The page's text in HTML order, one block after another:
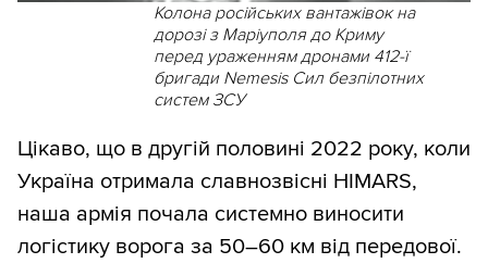
Колона російських вантажівок на
дорозі з Маріуполя до Криму
перед ураженням дронами 412-ї
бригади Nemesis Сил безпілотних
систем ЗСУ
Цікаво, що в другій половині 2022 року, коли
Україна отримала славнозвісні HIMARS,
наша армія почала системно виносити
логістику ворога за 50–60 км від передової.